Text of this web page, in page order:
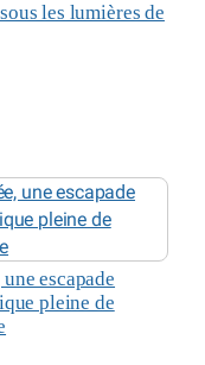
les lumières de
escapade
pleine de